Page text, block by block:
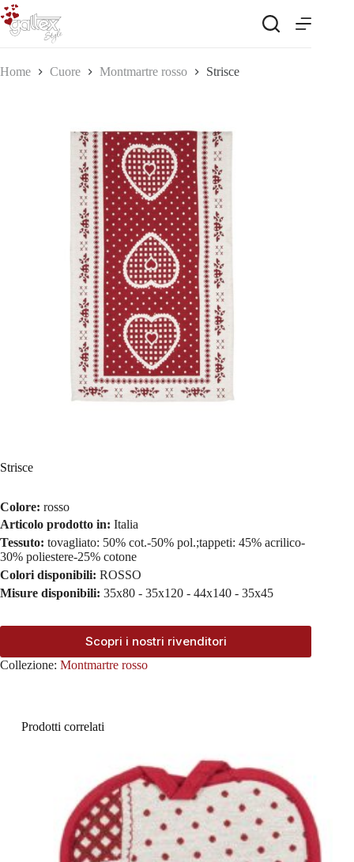
Salta
al
contenuto
Home Cuore Montmartre rosso Strisce
Strisce
Colore: rosso
Articolo prodotto in: Italia
Tessuto: tovagliato: 50% cot.-50% pol.;tappeti: 45% acrilico-
30% poliestere-25% cotone
Colori disponibili: ROSSO
Misure disponibili: 35x80 - 35x120 - 44x140 - 35x45
Scopri i nostri rivenditori
Collezione: Montmartre rosso
Prodotti correlati